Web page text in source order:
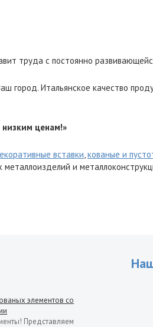
труда с постоянно
город. Итальянское качество
ценам!»
вставки,кованые и
металлоизделий и
элементов со
Представляем